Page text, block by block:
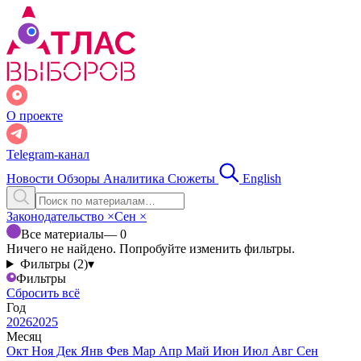
О проекте
Telegram-канал
Новости Обзоры Аналитика Сюжеты English
Законодательство ×Сен ×
Все материалы— 0
Ничего не найдено. Попробуйте изменить фильтры.
Фильтры (2)▾
Фильтры
Сбросить всё
Год
20262025
Месяц
Окт Ноя Дек Янв Фев Мар Апр Май Июн Июл Авг Сен